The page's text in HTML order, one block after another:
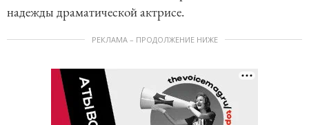
надежды драматической актрисе.
РЕКЛАМА – ПРОДОЛЖЕНИЕ НИЖЕ